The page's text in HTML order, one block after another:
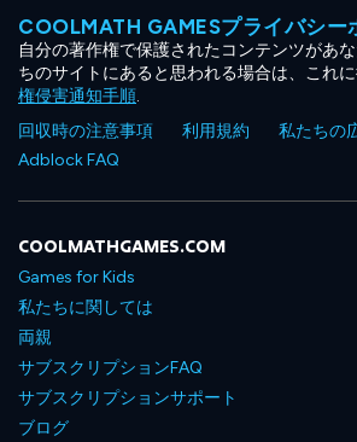
COOLMATH GAMESプライバシー
自分の著作権で保護されたコンテンツがあ
ちのサイトにあると思われる場合は、これ
権侵害通知手順.
回収時の注意事項
利用規約
私たちの
Adblock FAQ
COOLMATHGAMES.COM
Games for Kids
私たちに関しては
両親
サブスクリプションFAQ
サブスクリプションサポート
ブログ